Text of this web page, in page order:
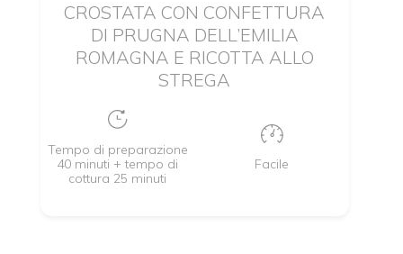
CROSTATA CON CONFETTURA
DI PRUGNA DELL’EMILIA
ROMAGNA E RICOTTA ALLO
STREGA
Tempo di preparazione
40 minuti + tempo di
cottura 25 minuti
Facile